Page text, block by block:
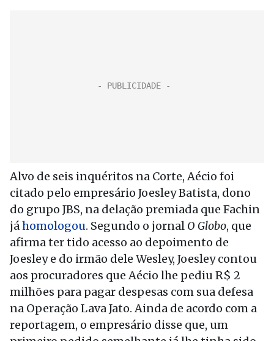
Alvo de seis inquéritos na Corte, Aécio foi
citado pelo empresário Joesley Batista, dono
do grupo JBS, na delação premiada que Fachin
jáhomologou. Segundo o jornal O Globo, que
afirma ter tido acesso ao depoimento de
Joesley e do irmão dele Wesley, Joesley contou
aos procuradores que Aécio lhe pediu R$ 2
milhões para pagar despesas com sua defesa
na Operação Lava Jato. Ainda de acordo com a
reportagem, o empresário disse que, um